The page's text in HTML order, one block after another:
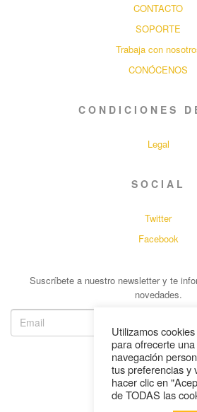
CONTACTO
SOPORTE
Trabaja con
CONÓCENOS
CONDICIONES
Legal
SOCIAL
Twitter
Facebook
Suscríbete a nuestro newsletter y te
novedades.
Utilizamos
para ofrecerte
navegación
tus preferencias y
hacer clic en
de TODAS las